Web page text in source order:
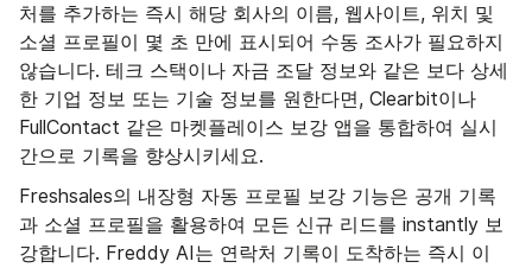
처를 추가하는 즉시 해당 회사의 이름, 웹사이트, 위치 및
소셜 프로필이 몇 초 만에 표시되어 수동 조사가 필요하지
않습니다. 테크 스택이나 자금 조달 정보와 같은 보다 상세
한 기업 정보 또는 기술 정보를 원한다면, Clearbit이나
FullContact 같은 마켓플레이스 보강 앱을 통합하여 실시
간으로 기록을 향상시키세요.
Freshsales의 내장형 자동 프로필 보강 기능은 공개 기록
과 소셜 프로필을 활용하여 모든 신규 리드를 instantly 보
강합니다. Freddy AI는 연락처 기록이 도착하는 즉시 이